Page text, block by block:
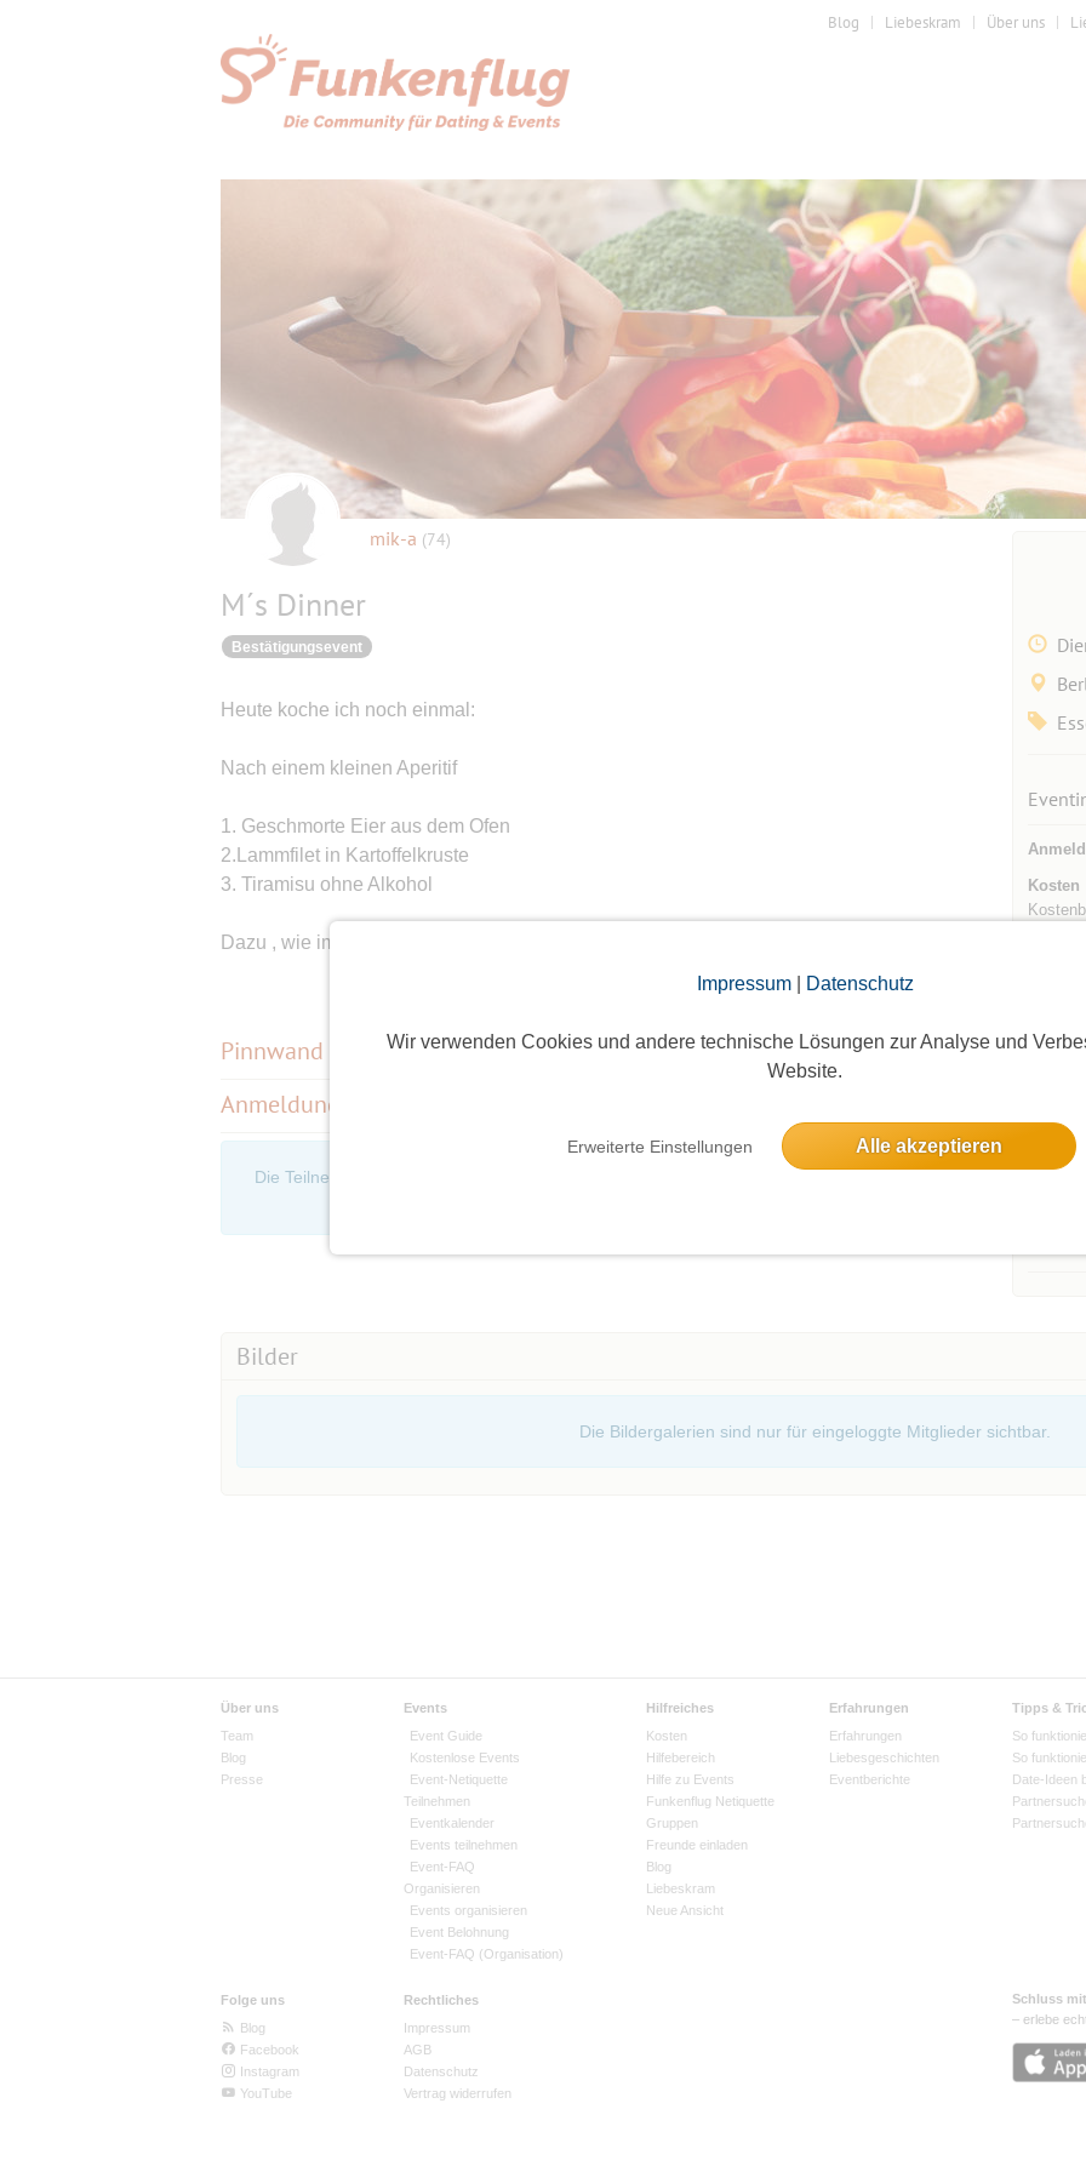
Impressum| Datenschutz
Wir verwenden Cookies und andere technische Lösungen zur Analyse und
Website.
Erweiterte Einstellungen Alle akzeptieren
Blog Liebeskram Über uns
mik-a (74)
M´s Dinner
Bestätigungsevent
Heute koche ich noch einmal:
Nach einem kleinen Aperitif
1. Geschmorte Eier aus dem Ofen
2.Lammfilet in Kartoffelkruste
3. Tiramisu ohne Alkohol
Dazu , wie immer, Wein und Wasser
Pinnwand
Anmeldungen
Die Teilnehmerliste ist nur für eingeloggte Mitglieder sichtbar. Log dich ein oder melde dich
Kosten
Events
Bilder
Die Bildergalerien sind nur für eingeloggte Mitglieder sichtbar.
Über uns
Team
Blog
Presse
Events
Event Guide
Kostenlose Events
Event-Netiquette
Teilnehmen
Eventkalender
Events teilnehmen
Event-FAQ
Organisieren
Events organisieren
Event Belohnung
Event-FAQ (Organisation)
Hilfreiches
Kosten
Hilfebereich
Hilfe zu Events
Funkenflug Netiquette
Gruppen
Freunde einladen
Blog
Liebeskram
Neue Ansicht
Erfahrungen
Erfahrungen
Liebesgeschichten
Eventberichte
Tipps &
So
So
Date-Ideen
Folge uns
Blog
Facebook
Instagram
YouTube
Rechtliches
Impressum
AGB
Datenschutz
Vertrag widerrufen
Schluss
– erlebe